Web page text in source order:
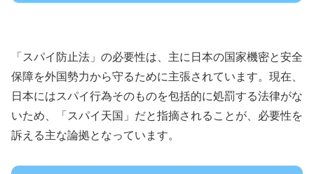
「スパイ防止法」の必要性は、主に日本の国家機密と安全
保障を外国勢力から守るために主張されています。現在、
日本にはスパイ行為そのものを包括的に処罰する法律がな
いため、「スパイ天国」だと指摘されることが、必要性を
訴える主な論拠となっています。